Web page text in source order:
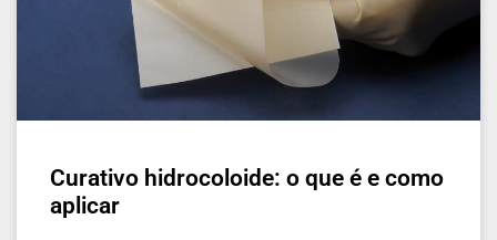
Curativo hidrocoloide: o que é e como
aplicar